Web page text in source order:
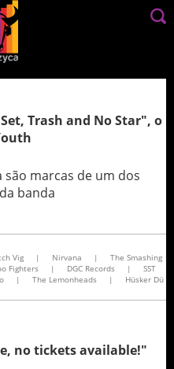
Trash and No Star", o
marcas de um dos
banda
Vig | Nirvana |
The Smashing
Fighters | DGC Records |
SST
| The Lemonheads |
Hüsker Dü
no tickets available!"